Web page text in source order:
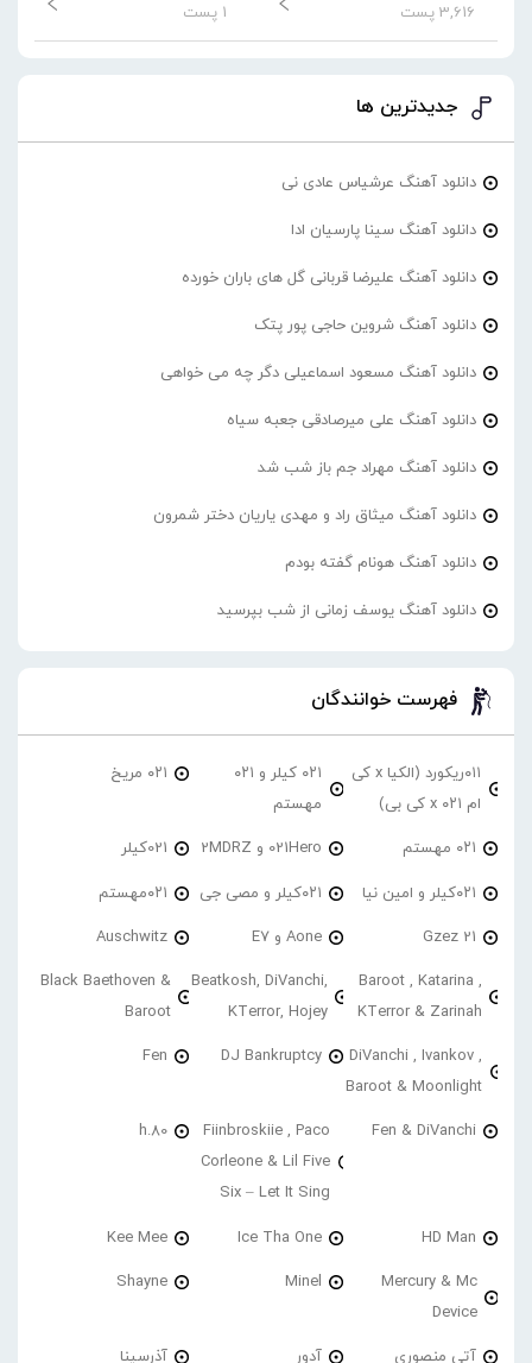
3,616 پست
1 پست
جدیدترین ها
دانلود آهنگ عرشیاس عادی نی
دانلود آهنگ سینا پارسیان ادا
دانلود آهنگ علیرضا قربانی گل های باران خورده
دانلود آهنگ شروین حاجی پور پتک
دانلود آهنگ مسعود اسماعیلی دگر چه می خواهی
دانلود آهنگ علی میرصادقی جعبه سیاه
دانلود آهنگ مهراد جم باز شب شد
دانلود آهنگ میثاق راد و مهدی یاریان دختر شمرون
دانلود آهنگ هونام گفته بودم
دانلود آهنگ یوسف زمانی از شب بپرسید
فهرست خوانندگان
۰۱۱ریکورد (الکیا x کی
ام ۰۲۱ x کی بی)
۰۲۱ کیلر و ۰۲۱
مهستم
۰۲۱ مریخ
۰۲۱ مهستم 021Hero و 2MDRZ 021کیلر
۰۲۱کیلر و امین نیا ۰۲۱کیلر و مصی جی ۰۲۱مهستم
21 Gzez Aone و E7 Auschwitz
Baroot , Katarina ,
KTerror & Zarinah
Beatkosh, DiVanchi,
KTerror, Hojey
Black Baethoven &
Baroot
DiVanchi , Ivankov ,
Baroot & Moonlight
DJ Bankruptcy
Fen
Fen & DiVanchi
Fiinbroskiie , Paco
Corleone & Lil Five
Six – Let It Sing
h.80
HD Man
Ice Tha One
Kee Mee
Mercury & Mc
Device
Minel
Shayne
آتی منصوری آدور آذرسینا